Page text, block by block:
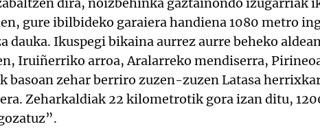
dira, noizbehinka gaztainondo izugarriak
gure ibilbideko garaiera handiena 1080 metro
dauka. Ikuspegi bikaina aurrez aurre beheko
Iruiñerriko arroa, Aralarreko mendiserra,
basoan zehar berriro zuzen-zuzen Latasa
Zeharkaldiak 22 kilometrotik gora izan ditu,